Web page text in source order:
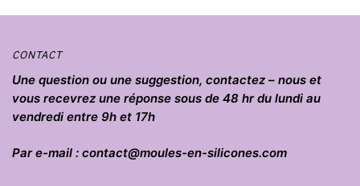
CONTACT
Une question ou une suggestion, contactez – nous et
vous recevrez une réponse sous de 48 hr du lundi au
vendredi entre 9h et 17h
Par e-mail : contact@moules-en-silicones.com